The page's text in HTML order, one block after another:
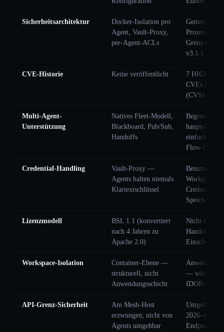
Sicherheitsarchitektur
Docker-Isolation pro
Agent, Vault-Proxy,
per-Agent-ACLs
Gemeinsamer
Prozess,
Grenz-CVEs
v3.1.1
CVE-Historie Keine veröffentlicht
7 HIGH-
CVEs im
(CVSS 7,7-
Multi-Agent-
Unterstützung
Natives Fleet-Modell,
Blackboard, Pub/Sub,
Handoffs
Begrenzt;
hauptsächlich
einfaches
Flow-Design
Credential-Handling
Vault-Proxy —
Agents halten niemals
Klartextschlüssel
Workspace-
Credential-
Speicherung
Lizenzmodell
BSL 1.1 (konvertiert
nach 4 Jahren zu
Apache 2.0)
Nicht-OSI-
Workspace-Isolation
Container-Ebene —
strukturell, nicht
Anwendungsschicht
—
IDOR-Bugs
API-Grenz-Sicherheit
Am Mesh-Host
erzwungen; nicht von
Agents umgehbar
Umgehbar
2026-46444
Endpunkte